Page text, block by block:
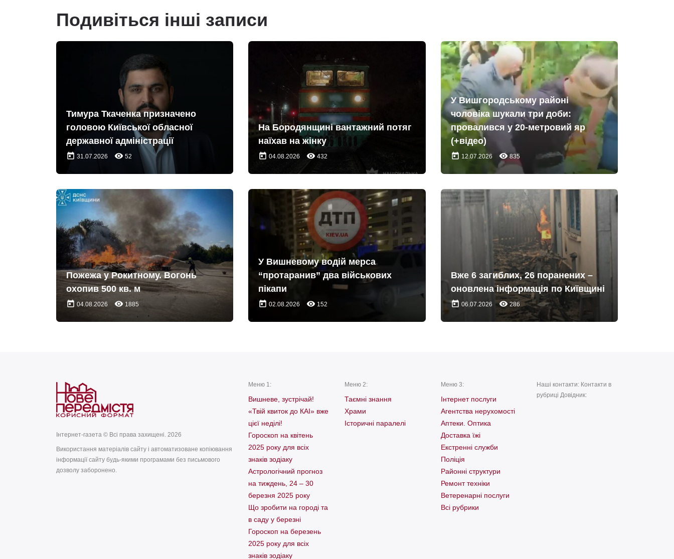
Подивіться інші записи
Тимура Ткаченка призначено
головою Київської обласної
державної адміністрації
today 31.07.2026 remove_red_eye 52
На Бородянщині вантажний потяг
наїхав на жінку
today 04.08.2026 remove_red_eye 432
У Вишгородському районі
чоловіка шукали три доби:
провалився у 20-метровий яр
(+відео)
today 12.07.2026 remove_red_eye835
Пожежа у Рокитному. Вогонь
охопив 500 кв. м
today 04.08.2026 remove_red_eye 1885
У Вишневому водій мерса
“протаранив” два військових
пікапи
today 02.08.2026 remove_red_eye 152
Вже 6 загиблих, 26 поранених –
оновлена інформація по Київщині
today 06.07.2026 remove_red_eye286
Інтернет-газета © Всі права захищені. 2026
Використання матеріалів сайту і автоматизоване копіювання
інформації сайту будь-якими програмами без письмового
дозволу заборонено.
Меню 1:
Вишневе, зустрічай!
«Твій квиток до КАІ» вже
цієї неділі!
Гороскоп на квітень
2025 року для всіх
знаків зодіаку
Астрологічний прогноз
на тиждень, 24 – 30
березня 2025 року
Що зробити на городі та
в саду у березні
Гороскоп на березень
2025 року для всіх
знаків зодіаку
Меню 2:
Таємні знання
Храми
Історичні паралелі
Меню 3:
Інтернет послуги
Агентства нерухомості
Аптеки. Оптика
Доставка їжі
Екстренні служби
Поліція
Районні структури
Ремонт техніки
Ветеренарні послуги
Всі рубрики
Наші контакти: Контакти в
рубриці Довідник: